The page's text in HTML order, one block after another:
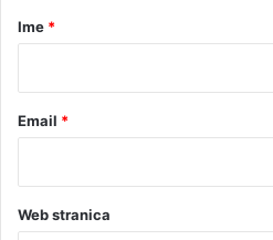
r
Ime *
Email *
Web stranica